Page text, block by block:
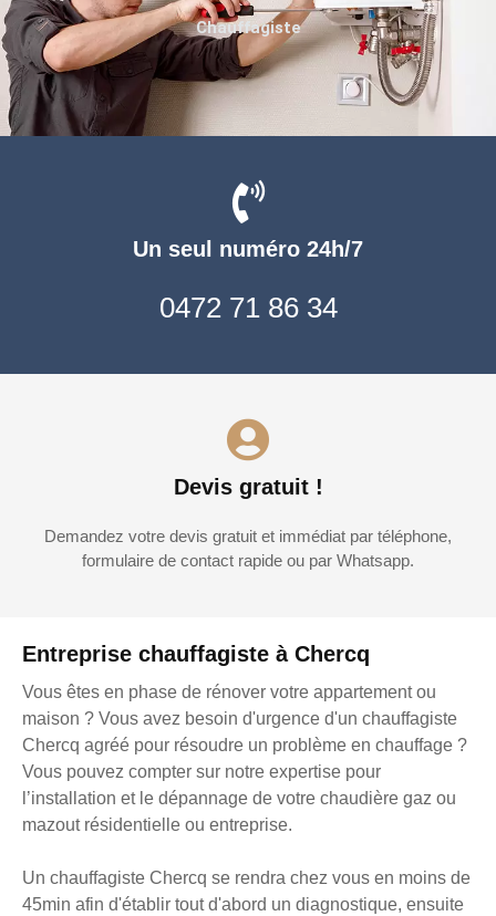
Entreprise chauffagiste à Chercq
Vous êtes en phase de rénover votre appartement ou
maison ? Vous avez besoin d'urgence d'un chauffagiste
Chercq agréé pour résoudre un problème en chauffage ?
Vous pouvez compter sur notre expertise pour
l’installation et le dépannage de votre chaudière gaz ou
mazout résidentielle ou entreprise.
Un chauffagiste Chercq se rendra chez vous en moins de
45min afin d'établir tout d'abord un diagnostique, ensuite
Un seul numéro 24h/7
0472 71 86 34
Devis gratuit !
Demandez votre devis gratuit et immédiat par téléphone,
formulaire de contact rapide ou par Whatsapp.
Chauffagiste